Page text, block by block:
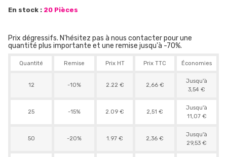
En stock : 20 Pièces
Prix dégressifs. N'hésitez pas à nous contacter pour une
quantité plus importante et une remise jusqu'à -70%.
Quantité Remise Prix HT Prix TTC Économies
12 -10% 2.22 € 2,66 €
Jusqu'à
3,54 €
25 -15% 2.09 € 2,51 €
Jusqu'à
11,07 €
50 -20% 1.97 € 2,36 €
Jusqu'à
29,53 €